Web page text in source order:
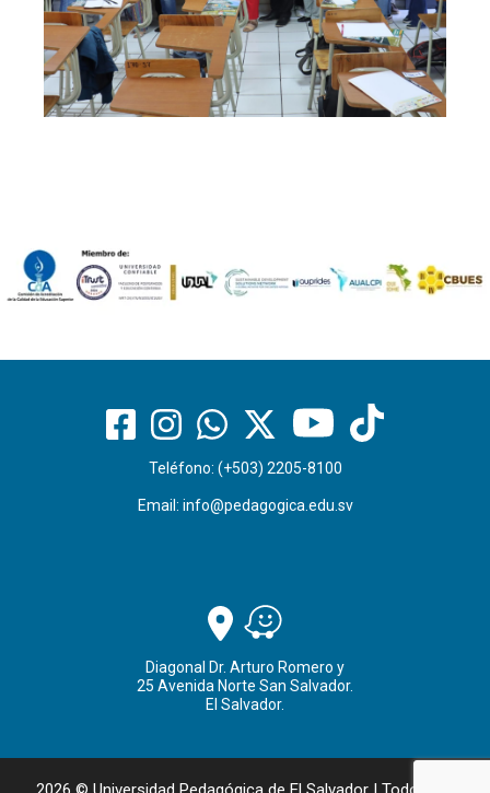
Teléfono: (+503) 2205-8100
Email: info@pedagogica.edu.sv
Diagonal Dr. Arturo Romero y
25 Avenida Norte San Salvador.
El Salvador.